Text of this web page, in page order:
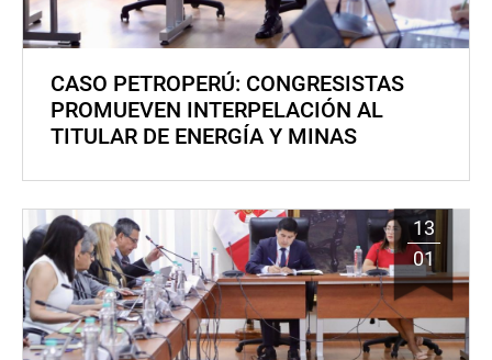
CASO PETROPERÚ: CONGRESISTAS
PROMUEVEN INTERPELACIÓN AL
TITULAR DE ENERGÍA Y MINAS
13
01